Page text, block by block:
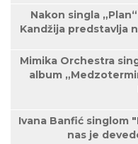
Nakon singla
Kandžija predstavlja
Mimika Orchestra
album
Ivana Banfić singlom
nas je